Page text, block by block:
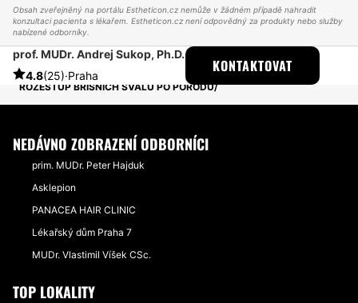
Obsah zveřejněný na portálu Estheticon.cz nemůže v žádném případě nahradit
konzultaci pacienta s lékařem. Estheticon.cz není odpovědný za produkty nebo služby
nabízené odborníky.
prof. MUDr. Andrej Sukop, Ph.D.
4.8(25)·Praha
KONTAKTOVAT
ESTHETICON
PŘÍBĚHY
PŘÍBĚHY TÝKAJÍCÍ SE ZÁKROKU ABDOMINOPLASTIKA
ROZESTUP BŘIŠNÍCH SVALŮ PO PORODU
NEDÁVNO ZOBRAZENÍ ODBORNÍCI
prim. MUDr. Peter Hajduk
Asklepion
PANACEA HAIR CLINIC
Lékařský dům Praha 7
MUDr. Vlastimil Víšek CSc.
TOP LOKALITY